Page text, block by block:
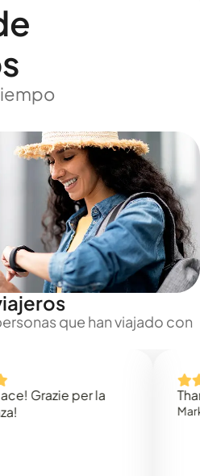
que han viajado con
per la
Thank
Mark N.